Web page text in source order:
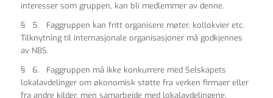
interesser som gruppen, kan bli medlemmer av denne.
§ 5. Faggruppen kan fritt organisere møter, kollokvier etc.
Tilknytning til internasjonale organisasjoner må godkjennes
av NBS.
§ 6. Faggruppen må ikke konkurrere med Selskapets
lokalavdelinger om økonomisk støtte fra verken firmaer eller
fra andre kilder, men samarbeide med lokalavdelingene,